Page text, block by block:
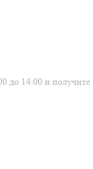
до 14:00 и получите